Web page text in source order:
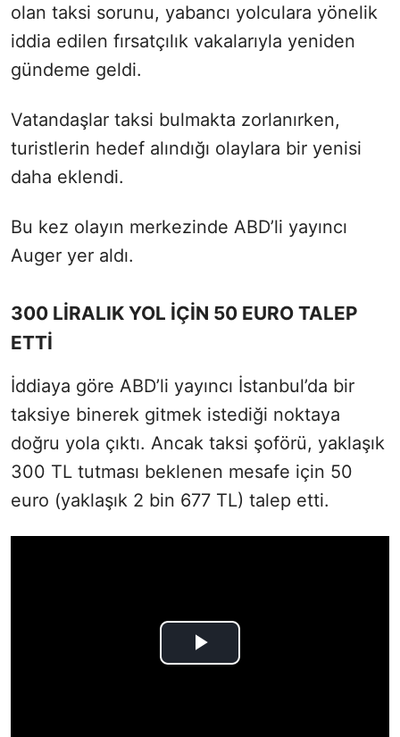
olan taksi sorunu, yabancı yolculara yönelik
iddia edilen fırsatçılık vakalarıyla yeniden
gündeme geldi.
Vatandaşlar taksi bulmakta zorlanırken,
turistlerin hedef alındığı olaylara bir yenisi
daha eklendi.
Bu kez olayın merkezinde ABD’li yayıncı
Auger yer aldı.
300 LİRALIK YOL İÇİN 50 EURO TALEP
ETTİ
İddiaya göre ABD’li yayıncı İstanbul’da bir
taksiye binerek gitmek istediği noktaya
doğru yola çıktı. Ancak taksi şoförü, yaklaşık
300 TL tutması beklenen mesafe için 50
euro (yaklaşık 2 bin 677 TL) talep etti.